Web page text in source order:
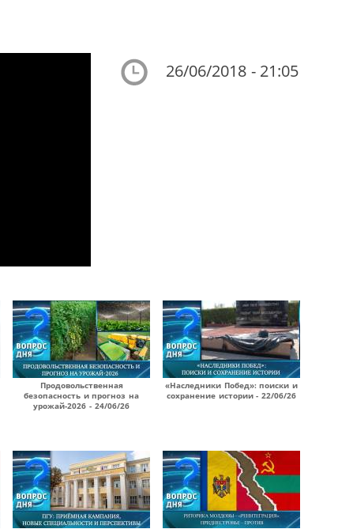
26/06/2018 - 21:05
Продовольственная
безопасность и прогноз на
урожай-2026 - 24/06/26
«Наследники Побед»: поиски и
сохранение истории - 22/06/26